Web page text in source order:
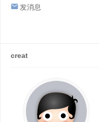
发消息
creat